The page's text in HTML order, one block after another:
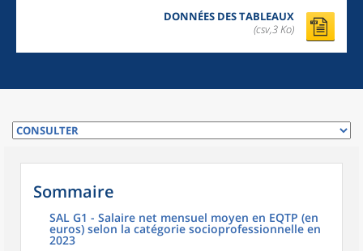
DONNÉES DES TABLEAUX
(csv,3 Ko)
Sommaire
SAL G1 - Salaire net mensuel moyen en EQTP (en
euros) selon la catégorie socioprofessionnelle en
2023